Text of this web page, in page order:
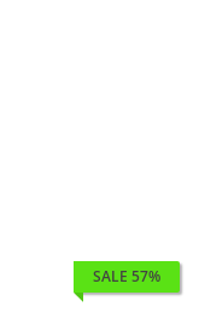
SALE 57%